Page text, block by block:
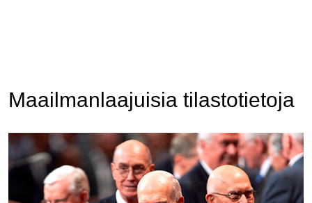
Maailmanlaajuisia tilastotietoja